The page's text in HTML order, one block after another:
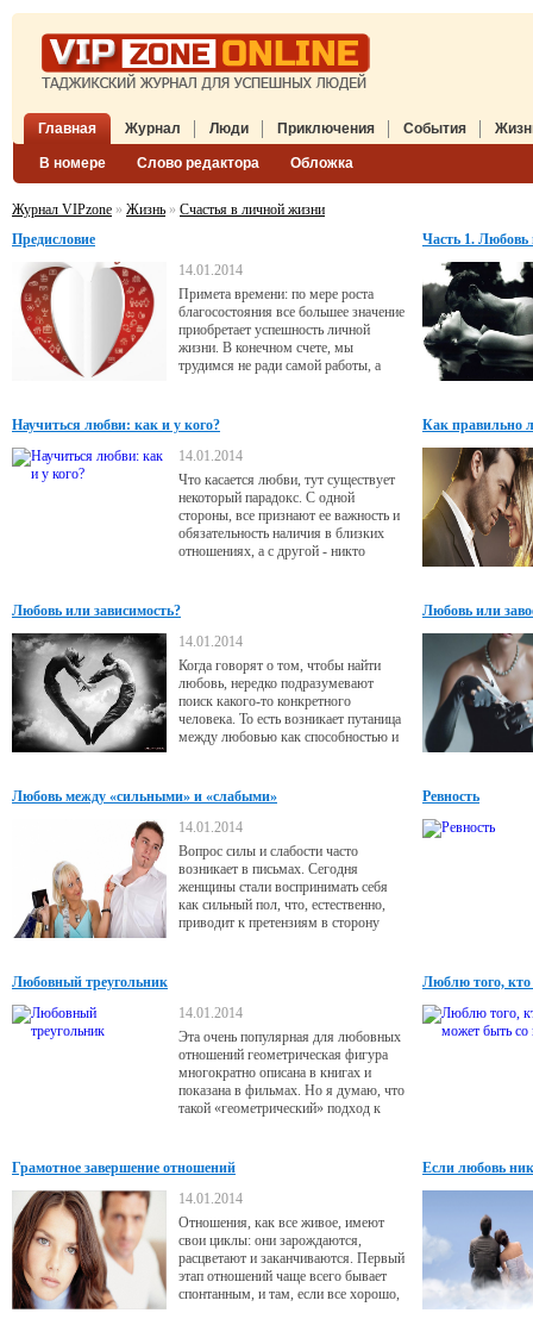
Главная Журнал
В номере Слово редактора Обложка
Люди Приключения События
Журнал VIPzone » Жизнь » Счастья в личной жизни
Предисловие
14.01.2014
Примета времени: по мере роста
благосостояния все большее значение
приобретает успешность личной
жизни. В конечном счете, мы
трудимся не ради самой работы, а
сможем уделить себе и своим
любимым. Иначе так на всю жизнь и
останемся функциональной единицей,
больной трудоголизмом.
Часть 1.
Научиться любви: как и у кого?
14.01.2014
Что касается любви, тут существует
некоторый парадокс. С одной
стороны, все признают ее важность и
обязательность наличия в близких
отношениях, а с другой - никто
любовь является неким даром свыше
- и тут уж как повезет.
Как правильно
Любовь или зависимость?
14.01.2014
Когда говорят о том, чтобы найти
любовь, нередко подразумевают
поиск какого-то конкретного
человека. То есть возникает путаница
между любовью как способностью и
Любовь или
Любовь между «сильными» и «слабыми»
14.01.2014
Вопрос силы и слабости часто
возникает в письмах. Сегодня
женщины стали воспринимать себя
как сильный пол, что, естественно,
приводит к претензиям в сторону
слабость бывают присущи человеку
независимо от пола.
Ревность
Любовный треугольник
14.01.2014
Эта очень популярная для любовных
отношений геометрическая фигура
многократно описана в книгах и
показана в фильмах. Но я думаю, что
такой «геометрический» подход к
любовные треугольники как само
собой разумеющееся, но в
реальности их не существует. Это
всего лишь ошибка нашего
мышления. Конечно, в каждом
конкретном случае они бывают
различны,
Люблю того,
Грамотное завершение отношений
14.01.2014
Отношения, как все живое, имеют
свои циклы: они зарождаются,
расцветают и заканчиваются. Первый
этап отношений чаще всего бывает
спонтанным, и там, если все хорошо,
Если любовь